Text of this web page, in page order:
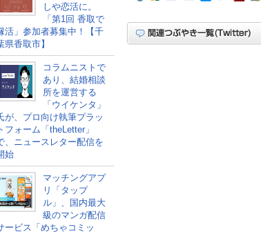
しや恋活に。
「第1回 香取で
活」参加者募集中！【千
県香取市】
コラムニストで
あり、結婚相談
所を運営する
「ウイケンタ」
が、プロ向け執筆プラッ
フォーム「theLetter」
、ニュースレター配信を
始
マッチングアプ
リ「タップ
ル」、国内最大
級のマンガ配信
ービス「めちゃコミッ